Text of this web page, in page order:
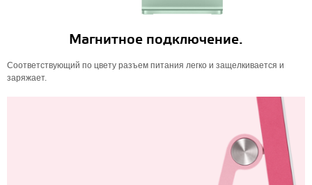
Магнитное подключение.
Соответствующий по цвету разъем питания легко и защелкивается и
заряжает.